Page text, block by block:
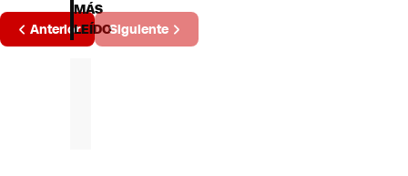
Negocios
Deportes
Página
2 de 1
Anterior Siguiente
MÁS
LEÍDO